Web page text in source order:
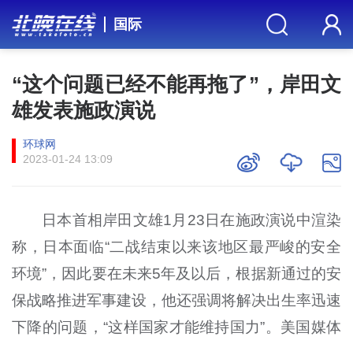
国际
“这个问题已经不能再拖了”，岸田文
雄发表施政演说
环球网
2023-01-24 13:09
日本首相岸田文雄1月23日在施政演说中渲染
称，日本面临“二战结束以来该地区最严峻的安全
环境”，因此要在未来5年及以后，根据新通过的安
保战略推进军事建设，他还强调将解决出生率迅速
下降的问题，“这样国家才能维持国力”。美国媒体